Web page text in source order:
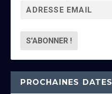
r
s
s
e
PROCHAINES DATES